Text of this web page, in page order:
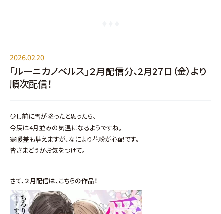
2026.02.20
「ルーニカノベルス」２月配信分、2月27日（金）より
順次配信！
少し前に雪が降ったと思ったら、
今度は4月並みの気温になるようですね。
寒暖差も堪えますが、なにより花粉が心配です。
皆さまどうかお気をつけて。
さて、２月配信は、こちらの作品！